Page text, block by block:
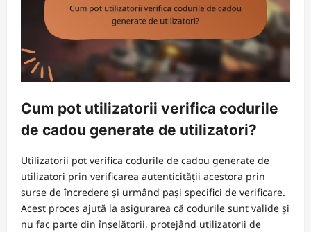
Cum pot utilizatorii verifica codurile
de cadou generate de utilizatori?
Utilizatorii pot verifica codurile de cadou generate de
utilizatori prin verificarea autenticității acestora prin
surse de încredere și urmând pași specifici de verificare.
Acest proces ajută la asigurarea că codurile sunt valide și
nu fac parte din înșelătorii, protejând utilizatorii de